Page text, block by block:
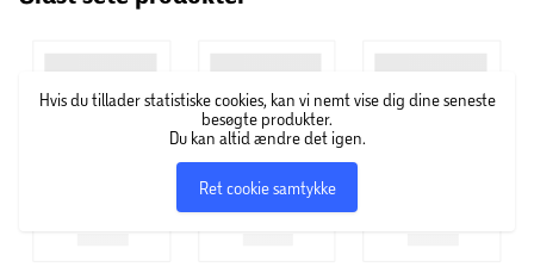
Hvis du tillader statistiske cookies, kan vi nemt vise dig dine seneste
besøgte produkter.
Du kan altid ændre det igen.
Ret cookie samtykke